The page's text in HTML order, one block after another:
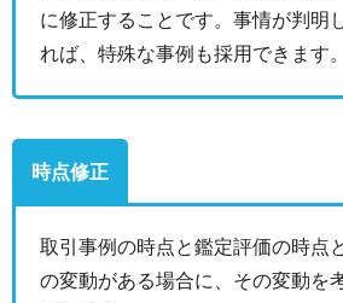
に修正することです。事情が判明
れば、特殊な事例も採用できます。
時点修正
取引事例の時点と鑑定評価の時点
の変動がある場合に、その変動を